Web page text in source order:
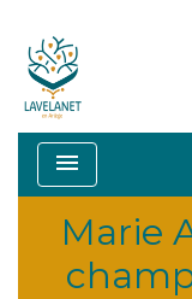
menu
Marie